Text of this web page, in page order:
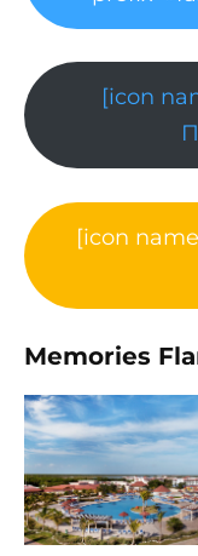
[icon
[icon
Memories